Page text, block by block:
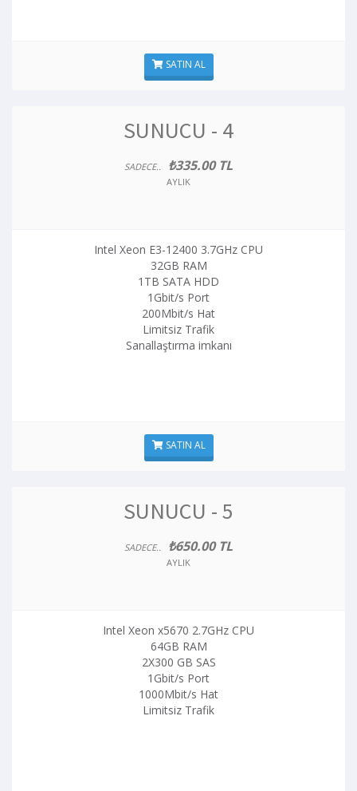
SATIN AL
SUNUCU - 4
SADECE.. ₺335.00 TL
AYLIK
Intel Xeon E3-12400 3.7GHz CPU
32GB RAM
1TB SATA HDD
1Gbit/s Port
200Mbit/s Hat
Limitsiz Trafik
Sanallaştırma imkanı
SATIN AL
SUNUCU - 5
SADECE.. ₺650.00 TL
AYLIK
Intel Xeon x5670 2.7GHz CPU
64GB RAM
2X300 GB SAS
1Gbit/s Port
1000Mbit/s Hat
Limitsiz Trafik